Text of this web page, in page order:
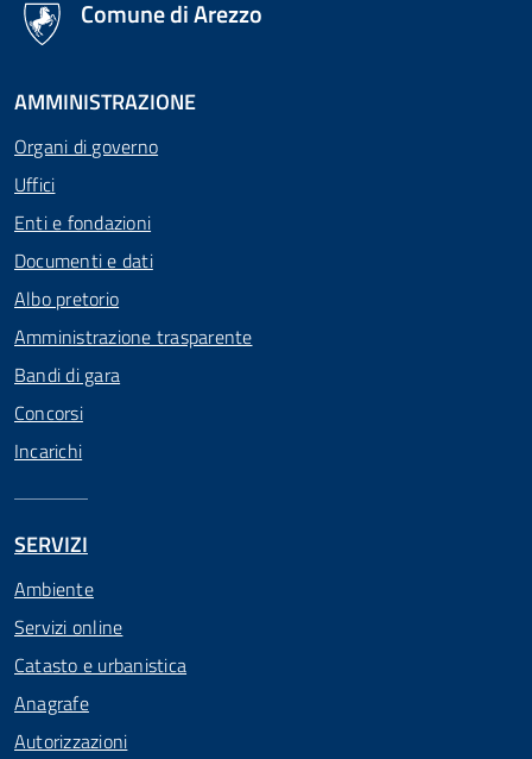
Comune di Arezzo
AMMINISTRAZIONE
Organi di governo
Uffici
Enti e fondazioni
Documenti e dati
Albo pretorio
Amministrazione trasparente
Bandi di gara
Concorsi
Incarichi
SERVIZI
Ambiente
Servizi online
Catasto e urbanistica
Anagrafe
Autorizzazioni